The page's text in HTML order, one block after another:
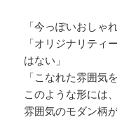
「今っぽいおしゃ
「オリジナリティ
はない」
「こなれた雰囲気
このような形には
雰囲気のモダン柄